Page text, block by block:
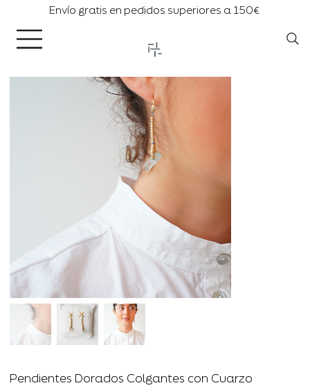
Envío gratis en pedidos superiores a 150€
Pendientes Dorados Colgantes con Cuarzo